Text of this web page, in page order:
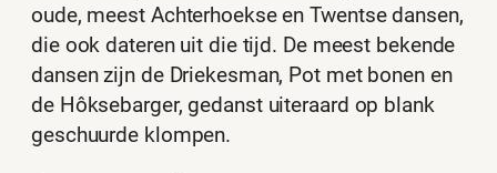
oude, meest Achterhoekse en Twentse dansen,
die ook dateren uit die tijd. De meest bekende
dansen zijn de Driekesman, Pot met bonen en
de Hôksebarger, gedanst uiteraard op blank
geschuurde klompen.